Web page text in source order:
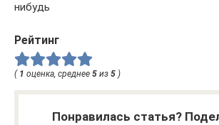
нибудь
Рейтинг
( 1 оценка, среднее 5 из 5 )
Понравилась статья?